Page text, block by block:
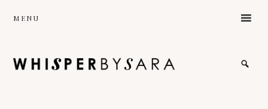
content
MENU